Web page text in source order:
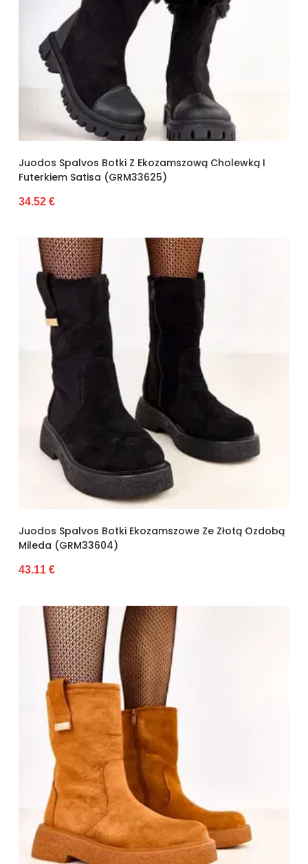
Juodos Spalvos Botki Z Ekozamszową Cholewką I
Futerkiem Satisa (GRM33625)
34.52 €
Juodos Spalvos Botki Ekozamszowe Ze Złotą Ozdobą
Mileda (GRM33604)
43.11 €